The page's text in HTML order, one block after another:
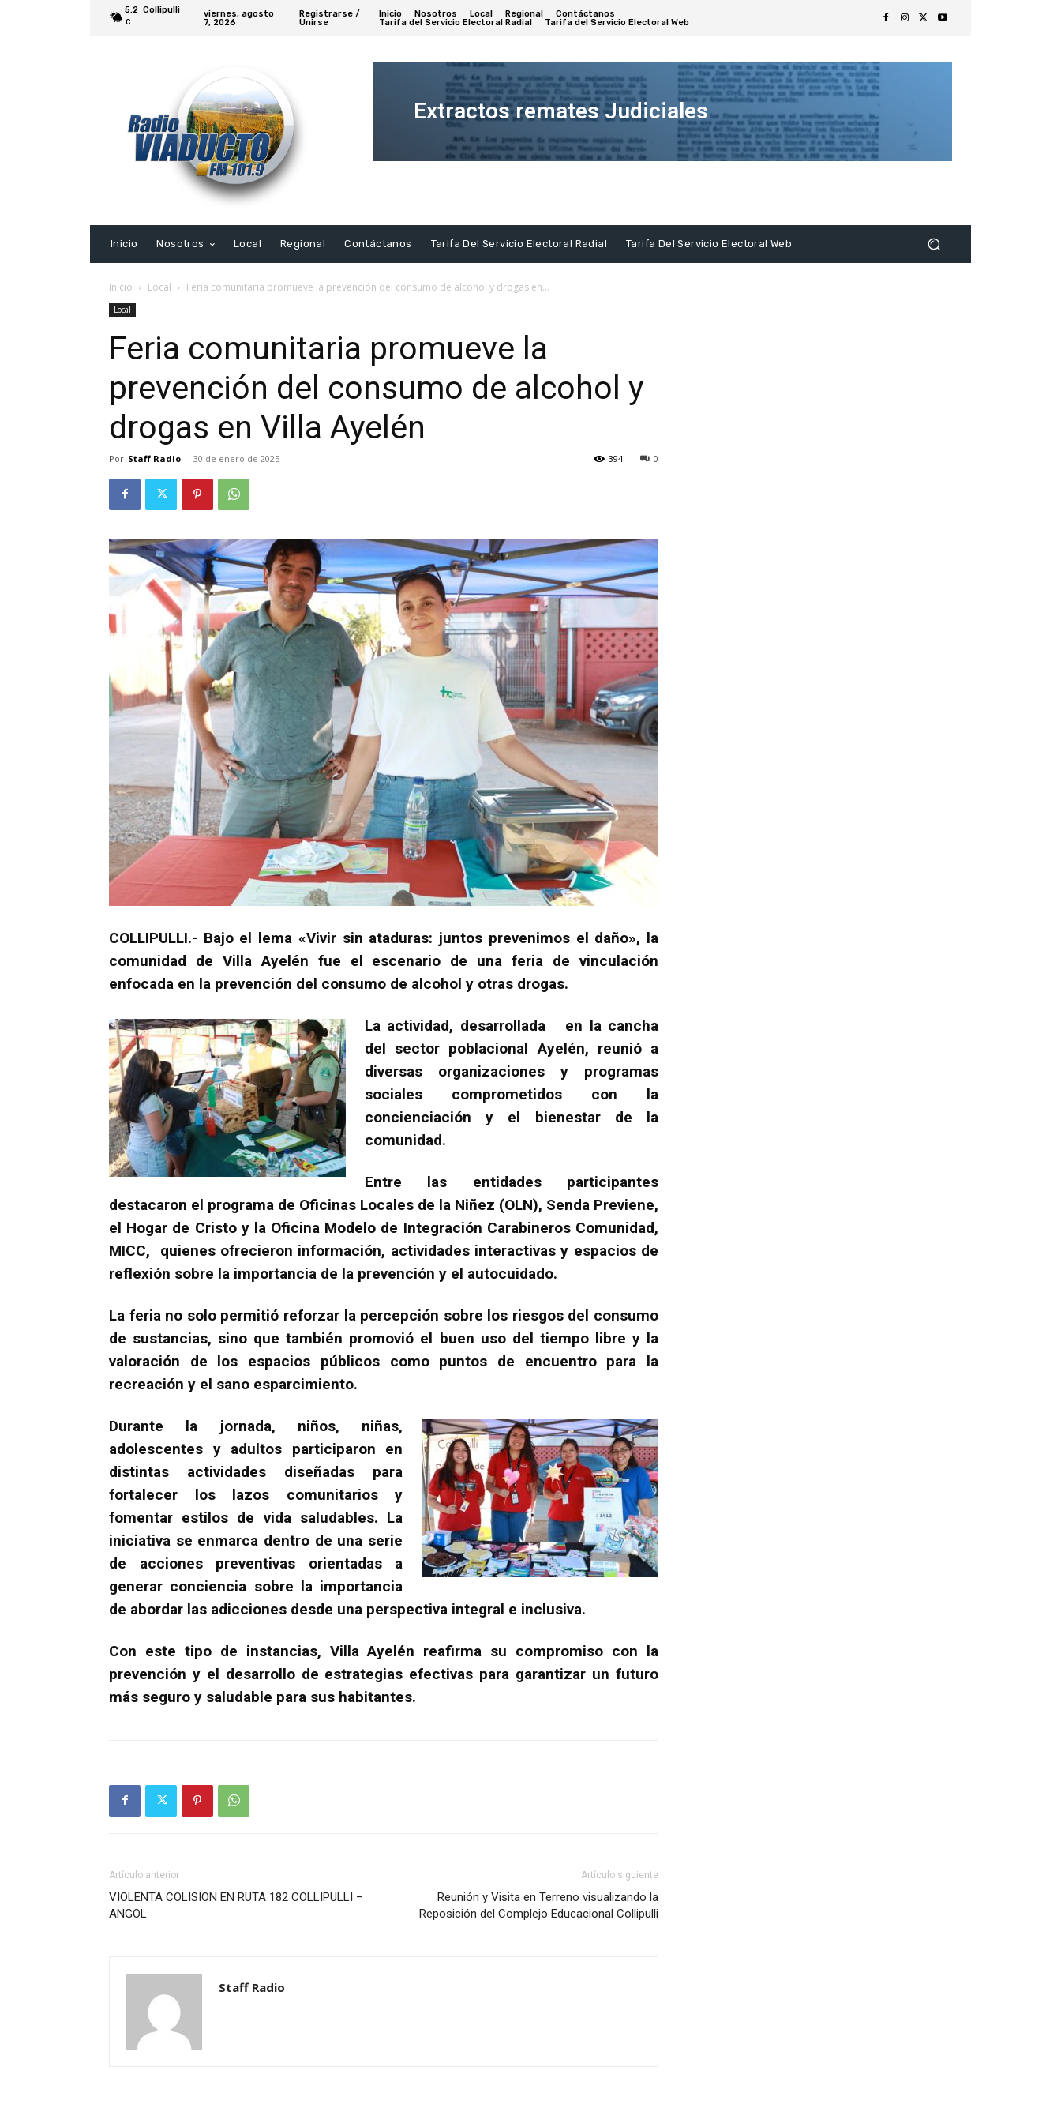
5.2
C
Collipulli
viernes, agosto
7, 2026
Registrarse /
Unirse
Inicio Nosotros Local Regional
Contáctanos
Tarifa del Servicio Electoral Radial
Tarifa del Servicio Electoral Web
Extractos remates Judiciales
Extracto
Inicio
Nosotros Local Regional Contáctanos Tarifa Del Servicio Electoral Radial Tarifa Del Servicio Electoral Web
Inicio Local Feria comunitaria promueve la prevención del consumo de alcohol y drogas en...
Local
Feria comunitaria promueve la
prevención del consumo de alcohol y
drogas en Villa Ayelén
Por Staff Radio - 30 de enero de 2025 0
394
COLLIPULLI.- Bajo el lema «Vivir sin ataduras: juntos prevenimos el daño», la
comunidad de Villa Ayelén fue el escenario de una feria de vinculación
enfocada en la prevención del consumo de alcohol y otras drogas.
La actividad, desarrollada en la cancha
del sector poblacional Ayelén, reunió a
diversas organizaciones y programas
sociales comprometidos con la
concienciación y el bienestar de la
comunidad.
Entre las entidades participantes
destacaron el programa de Oficinas Locales de la Niñez (OLN), Senda Previene,
el Hogar de Cristo y la Oficina Modelo de Integración Carabineros Comunidad,
MICC, quienes ofrecieron información, actividades interactivas y espacios de
reflexión sobre la importancia de la prevención y el autocuidado.
La feria no solo permitió reforzar la percepción sobre los riesgos del consumo
de sustancias, sino que también promovió el buen uso del tiempo libre y la
valoración de los espacios públicos como puntos de encuentro para la
recreación y el sano esparcimiento.
Durante la jornada, niños, niñas,
adolescentes y adultos participaron en
distintas actividades diseñadas para
fortalecer los lazos comunitarios y
fomentar estilos de vida saludables. La
iniciativa se enmarca dentro de una serie
de acciones preventivas orientadas a
generar conciencia sobre la importancia
de abordar las adicciones desde una perspectiva integral e inclusiva.
Con este tipo de instancias, Villa Ayelén reafirma su compromiso con la
prevención y el desarrollo de estrategias efectivas para garantizar un futuro
más seguro y saludable para sus habitantes.
Artículo anterior
VIOLENTA COLISION EN RUTA 182 COLLIPULLI –
ANGOL
Artículo siguiente
Reunión y Visita en Terreno visualizando la
Reposición del Complejo Educacional Collipulli
Staff Radio